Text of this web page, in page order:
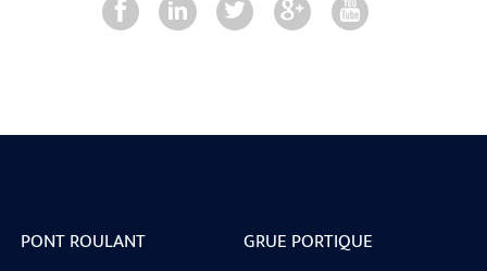
PONT ROULANT
GRUE PORTIQUE